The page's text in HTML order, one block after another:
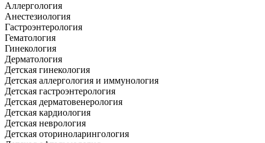
Аллергология
Анестезиология
Гастроэнтерология
Гематология
Гинекология
Дерматология
Детская гинекология
Детская аллергология и иммунология
Детская гастроэнтерология
Детская дерматовенерология
Детская кардиология
Детская неврология
Детская оториноларингология